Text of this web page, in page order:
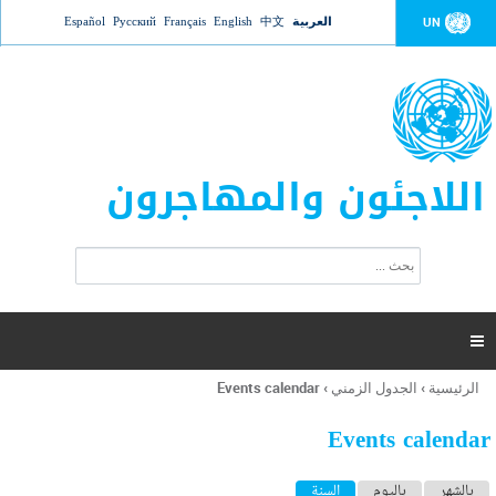
Jump to navigation UN العربية 中文
English
Français
Русский
Español
اللاجئون والمهاجرون
ت
ر
ل
ح
ب

أنت
هنا
الرئيسية › الجدول الزمني ›
Events calendar
Events calendar